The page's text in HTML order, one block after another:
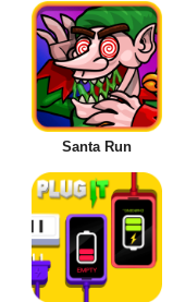
Santa Run